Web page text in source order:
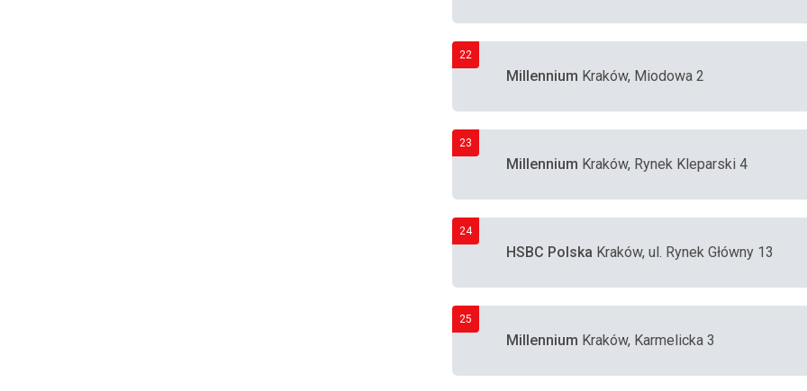
22
Millennium Kraków, Miodowa 2
23
Millennium Kraków, Rynek Kleparski 4
24
HSBC Polska Kraków, ul. Rynek Główny 13
25
Millennium Kraków, Karmelicka 3